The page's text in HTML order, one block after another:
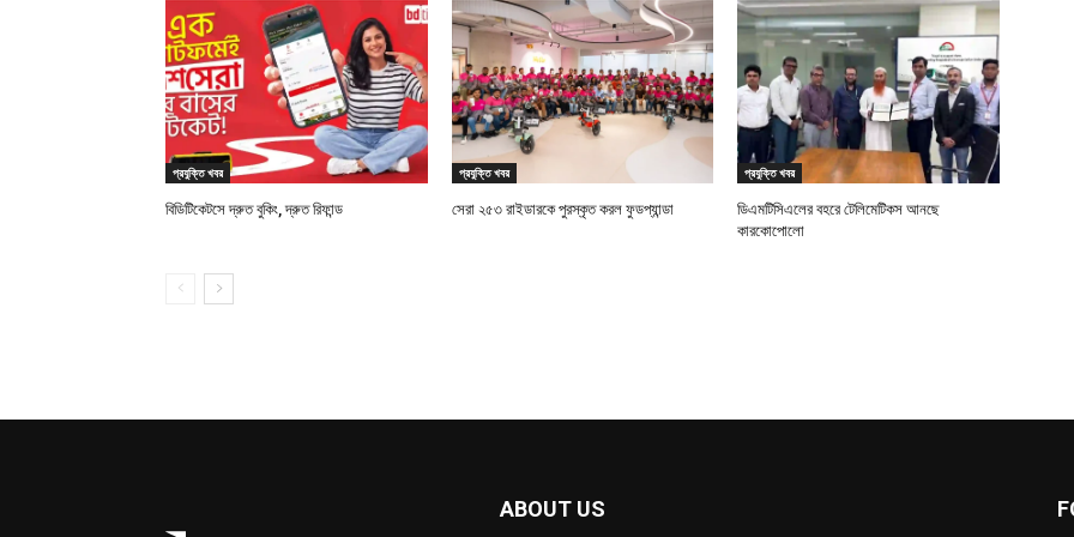
প্রযুক্তি খবর
বিডিটিকেটসে দ্রুত বুকিং, দ্রুত রিফান্ড
প্রযুক্তি খবর
সেরা ২৫৩ রাইডারকে পুরস্কৃত করল ফুডপ্যান্ডা
প্রযুক্তি খবর
ডিএমটিসিএলের বহরে টেলিমেটিকস আনছে
কারকোপোলো
ABOUT US